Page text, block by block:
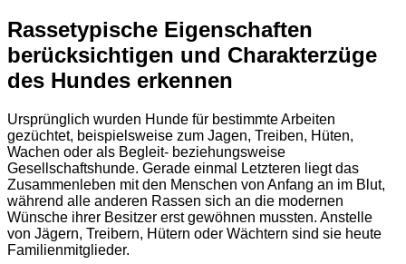
Rassetypische Eigenschaften
berücksichtigen und Charakterzüge
des Hundes erkennen
Ursprünglich wurden Hunde für bestimmte Arbeiten
gezüchtet, beispielsweise zum Jagen, Treiben, Hüten,
Wachen oder als Begleit- beziehungsweise
Gesellschaftshunde. Gerade einmal Letzteren liegt das
Zusammenleben mit den Menschen von Anfang an im Blut,
während alle anderen Rassen sich an die modernen
Wünsche ihrer Besitzer erst gewöhnen mussten. Anstelle
von Jägern, Treibern, Hütern oder Wächtern sind sie heute
Familienmitglieder.